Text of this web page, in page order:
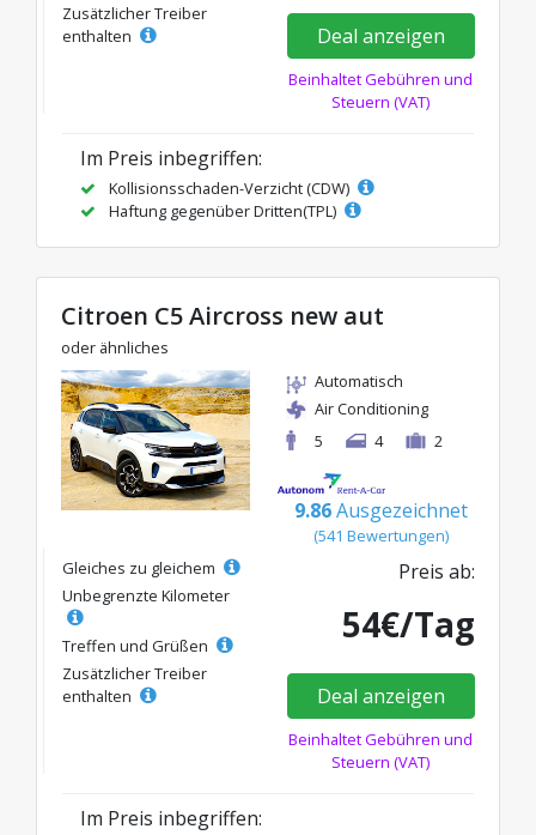
Zusätzlicher Treiber
enthalten
Deal anzeigen
Beinhaltet Gebühren und
Steuern (VAT)
Im Preis inbegriffen:
Kollisionsschaden-Verzicht (CDW)
Haftung gegenüber Dritten(TPL)
Citroen C5 Aircross new aut
oder ähnliches
Automatisch
Air Conditioning
5
4 2
9.86 Ausgezeichnet
(541 Bewertungen)
Gleiches zu gleichem
Unbegrenzte Kilometer
Treffen und Grüßen
Zusätzlicher Treiber
enthalten
Preis ab:
54€/Tag
Deal anzeigen
Beinhaltet Gebühren und
Steuern (VAT)
Im Preis inbegriffen: